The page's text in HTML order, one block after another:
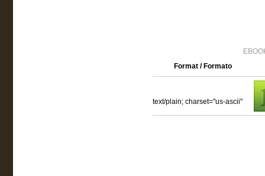
Format / Formato
text/plain; charset="us-ascii"